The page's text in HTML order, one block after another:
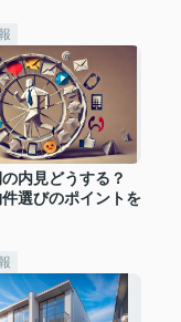
内見どうする？
選びのポイントを